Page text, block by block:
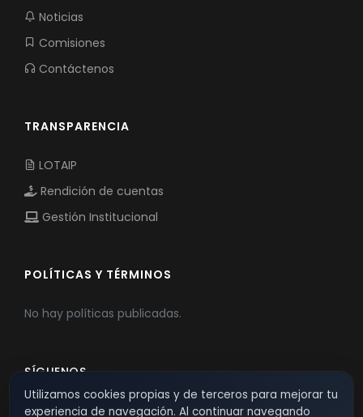
Noticias
Comisiones
Contáctenos
TRANSPARENCIA
LOTAIP
Rendición de cuentas
Gestión Institucional
POLÍTICAS Y TÉRMINOS
No hay políticas publicadas.
SÍGUENOS
Utilizamos cookies propias y de terceros para mejorar tu
experiencia de navegación. Al continuar navegando